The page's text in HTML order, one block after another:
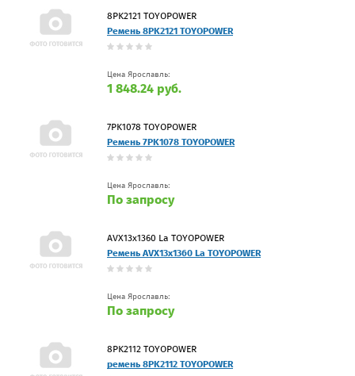
8PK2121 TOYOPOWER
Ремень 8PK2121 TOYOPOWER
Цена Ярославль:
1 848.24 руб.
7PK1078 TOYOPOWER
Ремень 7PK1078 TOYOPOWER
Цена Ярославль:
По запросу
AVX13x1360 La TOYOPOWER
Ремень AVX13x1360 La TOYOPOWER
Цена Ярославль:
По запросу
8PK2112 TOYOPOWER
ремень 8PK2112 TOYOPOWER